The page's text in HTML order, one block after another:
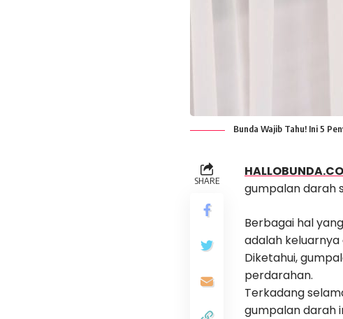
Bunda Wajib Tahu! Ini 5
SHARE
HALLOBUNDA.CO
gumpalan darah
Berbagai hal
adalah
Diketahui,
perdarahan.
Terkadang
gumpalan darah